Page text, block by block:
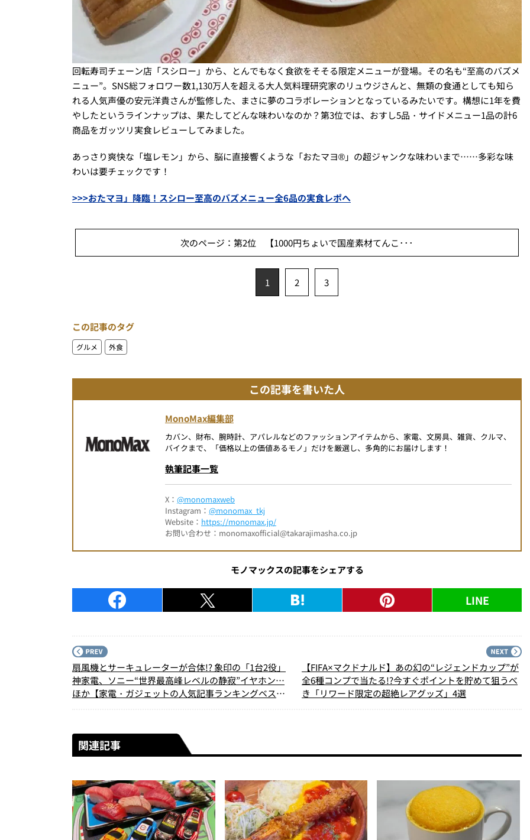
回転寿司チェーン店「スシロー」から、とんでもなく食欲をそそる限定メニューが登場。その名も“至高のバズメ
ニュー”。SNS総フォロワー数1,130万人を超える大人気料理研究家のリュウジさんと、無類の食通としても知ら
れる人気声優の安元洋貴さんが監修した、まさに夢のコラボレーションとなっているみたいです。構想に1年を費
やしたというラインナップは、果たしてどんな味わいなのか？第3位では、おすし5品・サイドメニュー1品の計6
商品をガッツリ実食レビューしてみました。
あっさり爽快な「塩レモン」から、脳に直接響くような「おたマヨ®」の超ジャンクな味わいまで……多彩な味
わいは要チェックです！
>>>おたマヨ」降臨！スシロー至高のバズメニュー全6品の実食レポへ
次のページ：第2位 【1000円ちょいで国産素材てんこ･･･
1 2 3
この記事のタグ
グルメ 外食
この記事を書いた人
MonoMax編集部
カバン、財布、腕時計、アパレルなどのファッションアイテムから、家電、文房具、雑貨、クルマ、
バイクまで、「価格以上の価値あるモノ」だけを厳選し、多角的にお届けします！
執筆記事一覧
X： @monomaxweb
Instagram： @monomax_tkj
Website： https://monomax.jp/
お問い合わせ：monomaxofficial@takarajimasha.co.jp
モノマックスの記事をシェアする
LINE
扇風機とサーキュレーターが合体!? 象印の「1台2役」
神家電、ソニー“世界最高峰レベルの静寂”イヤホン…
ほか【家電・ガジェットの人気記事ランキングベスト
【FIFA×マクドナルド】あの幻の“レジェンドカップ”が
全6種コンプで当たる!?今すぐポイントを貯めて狙うべ
き「リワード限定の超絶レアグッズ」4選
関連記事